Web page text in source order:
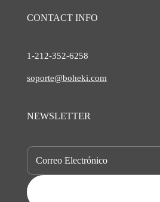
CONTACT INFO
1-212-352-6258
soporte@boheki.com
NEWSLETTER